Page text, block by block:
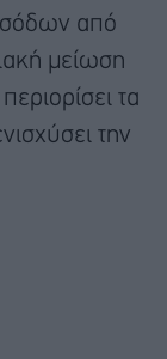
από
μείωση
τα
την